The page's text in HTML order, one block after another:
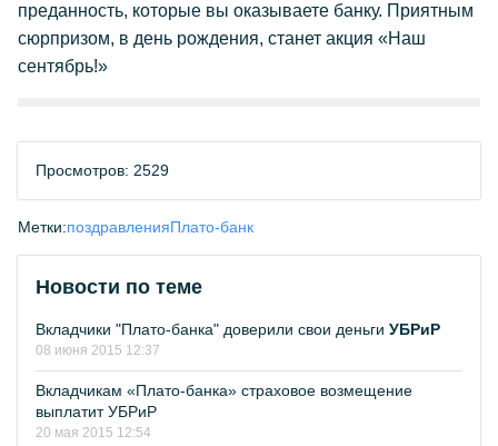
преданность, которые вы оказываете банку. Приятным
сюрпризом, в день рождения, станет акция «Наш
сентябрь!»
Просмотров: 2529
Метки:поздравленияПлато-банк
Новости по теме
Вкладчики "Плато-банка" доверили свои деньги УБРиР
08 июня 2015 12:37
Вкладчикам «Плато-банка» страховое возмещение
выплатит УБРиР
20 мая 2015 12:54